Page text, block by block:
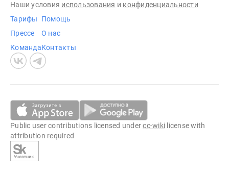
Наши условия использования и конфиденциальности
Тарифы
Прессе
Команда
Помощь
О нас
Контакты
Public user contributions licensed undercc-wiki license with
attribution required